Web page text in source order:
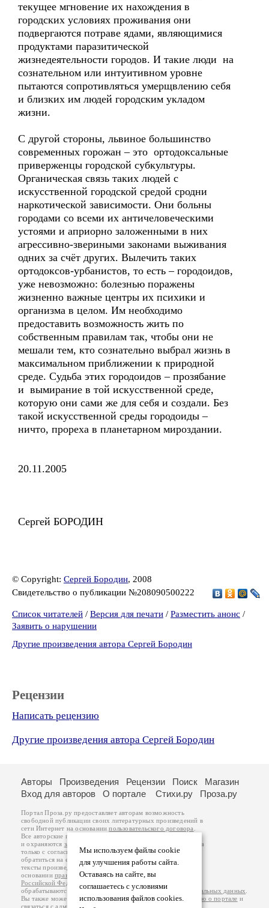
текущее мгновение их нахождения в
городских условиях проживания они
подвергаются потраве ядами, являющимися
продуктами паразитической
жизнедеятельности городов. И такие люди на
сознательном или интуитивном уровне
пытаются сопротивляться умерщвлению себя
и близких им людей городским укладом
жизни.
С другой стороны, львиное большинство
современных горожан – это ортодоксальные
приверженцы городской субкультуры.
Органическая связь таких людей с
искусственной городской средой сродни
наркотической зависимости. Они больны
городами со всеми их античеловеческими
устоями и априорно заложенными в них
агрессивно-звериными законами выживания
одних за счёт других. Вылечить таких
ортодоксов-урбанистов, то есть – городоидов,
уже невозможно: болезнью поражены
жизненно важные центры их психики и
организма в целом. Им необходимо
предоставить возможность жить по
собственным правилам так, чтобы они не
мешали тем, кто сознательно выбрал жизнь в
максимальном приближении к природной
среде. Судьба этих городоидов – прозябание
и вымирание в той искусственной среде,
которую они сами же для себя и создали. Без
такой искусственной среды городоиды –
ничто, прореха в планетарном мироздании.
20.11.2005
Сергей БОРОДИН
© Copyright: Сергей Бородин, 2008
Свидетельство о публикации №208090500222
Список читателей / Версия для печати / Разместить анонс /
Заявить о нарушении
Другие произведения автора Сергей Бородин
Рецензии
Написать рецензию
Другие произведения автора Сергей Бородин
Мы используем файлы cookie
для улучшения работы сайта.
Оставаясь на сайте, вы
соглашаетесь с условиями
использования файлов cookies.
Авторы Произведения Рецензии Поиск
Магазин
Вход для авторов
О портале Стихи.ру Проза.ру
Портал Проза.ру предоставляет авторам возможность
свободной публикации своих литературных произведений в
сети Интернет на основаниипользовательского договора
Все авторские права на произведения принадлежат авторам
и охраняются законом
. Перепечатка произведений возможна
только с согласия его автора, к которому вы можете
обратиться на его авторской странице. Ответственность за
тексты произведений авторы несут самостоятельно на
основанииправил публикацииизаконодательства
Российской Федерации
обрабатываются на основанииПолитики обработки персональных данных
Вы также можете посмотреть более подробнуюинформацию о портале и
связаться с администрацией